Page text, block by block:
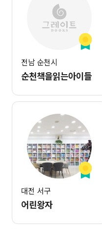
전남 순천시
순천책을읽는아이들
대전 서구
어린왕자